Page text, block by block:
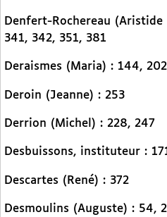
Denfert-Rochereau
341, 342, 351, 381
Deraismes (Maria) : 144,
Deroin (Jeanne) : 253
Derrion (Michel) : 228, 247
Desbuissons, instituteur :
Descartes (René) : 372
Desmoulins (Auguste) : 54,